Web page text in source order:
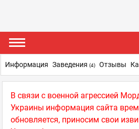
В связи с военной агрессией
Украины информация сайта
обновляется, приносим свои
Информация Заведения (4) Отзывы